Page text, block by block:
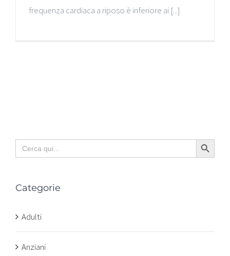
frequenza cardiaca a riposo è inferiore ai [...]
Search
for:
Search Button
Categorie
Adulti
Anziani